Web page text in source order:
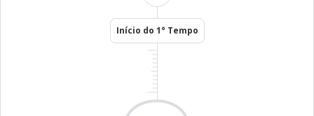
Início do 1° Tempo